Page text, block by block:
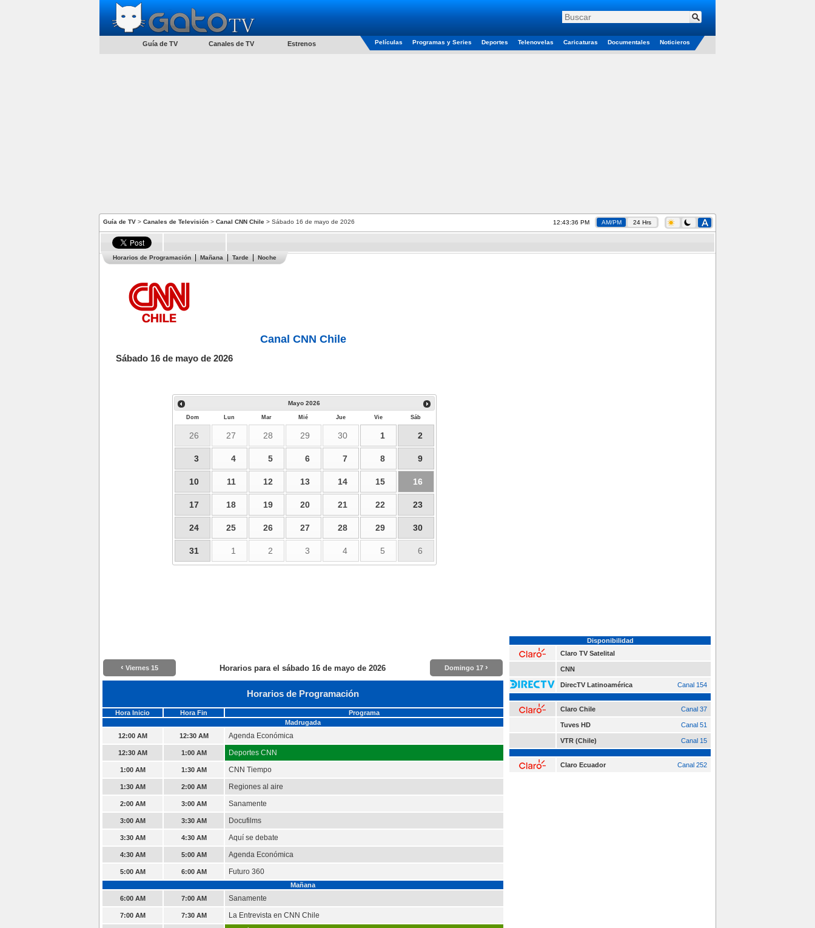
Guía de TV Canales de TV Estrenos Películas Programas y Series Deportes Telenovelas Caricaturas Documentales Noticieros
Guía de TV > Canales de Televisión > Canal CNN Chile > Sábado 16 de mayo de 2026 12:43:37 PM AM/PM 24 Hrs
Horarios de Programación Mañana Tarde Noche
Canal CNN Chile
Sábado 16 de mayo de 2026
Mayo 2026
Dom Lun Mar Mié Jue Vie Sáb
26 27 28 29 30 1 2
3 4 5 6 7 8 9
10 11 12 13 14 15 16
17 18 19 20 21 22 23
24 25 26 27 28 29 30
31 1 2 3 4 5 6
‹ Viernes 15 Horarios para el sábado 16 de mayo de 2026 Domingo 17 ›
Horarios de Programación
Hora Inicio Hora Fin
Programa
Madrugada
12:00 AM
12:30 AM Agenda Económica
12:30 AM 1:00 AM Deportes CNN
1:00 AM 1:30 AM CNN Tiempo
1:30 AM 2:00 AM Regiones al aire
2:00 AM 3:00 AM Sanamente
3:00 AM 3:30 AM Docufilms
3:30 AM 4:30 AM Aquí se debate
4:30 AM 5:00 AM Agenda Económica
5:00 AM 6:00 AM Futuro 360
Mañana
6:00 AM
7:00 AM Sanamente
7:00 AM 7:30 AM La Entrevista en CNN Chile
Disponibilidad
Claro TV Satelital
CNN
DirecTV Latinoamérica Canal 154
Claro Chile Canal 37
Tuves HD Canal 51
VTR (Chile) Canal 15
Claro Ecuador Canal 252